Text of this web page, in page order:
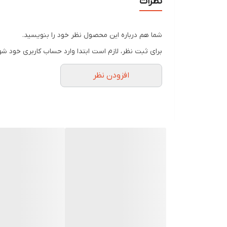
شما هم درباره این محصول نظر خود را بنویسید.
برای ثبت نظر، لازم است ابتدا وارد حساب کاربری خود
افزودن نظر